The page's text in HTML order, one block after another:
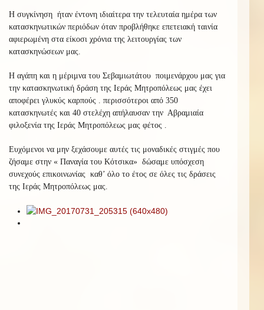
Η συγκίνηση ήταν έντονη ιδιαίτερα την τελευταία ημέρα των
κατασκηνωτικών περιόδων όταν προβλήθηκε επετειακή ταινία
αφιερωμένη στα είκοσι χρόνια της λειτουργίας των
κατασκηνώσεων μας.
Η αγάπη και η μέριμνα του Σεβαμιωτάτου ποιμενάρχου μας για
την κατασκηνωτική δράση της Ιεράς Μητροπόλεως μας έχει
αποφέρει γλυκύς καρπούς . περισσότεροι από 350
κατασκηνωτές και 40 στελέχη απήλαυσαν την Αβραμιαία
φιλοξενία της Ιεράς Μητροπόλεως μας φέτος .
Ευχόμενοι να μην ξεχάσουμε αυτές τις μοναδικές στιγμές που
ζήσαμε στην « Παναγία του Κότσικα» δώσαμε υπόσχεση
συνεχούς επικοινωνίας καθ’ όλο το έτος σε όλες τις δράσεις
της Ιεράς Μητροπόλεως μας.